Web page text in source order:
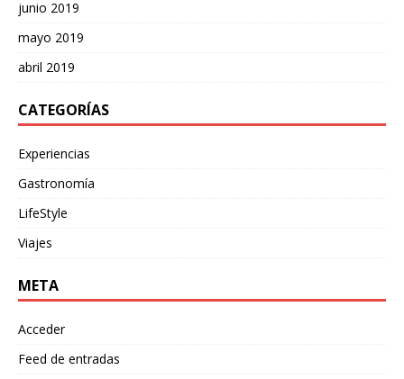
junio 2019
mayo 2019
abril 2019
CATEGORÍAS
Experiencias
Gastronomía
LifeStyle
Viajes
META
Acceder
Feed de entradas